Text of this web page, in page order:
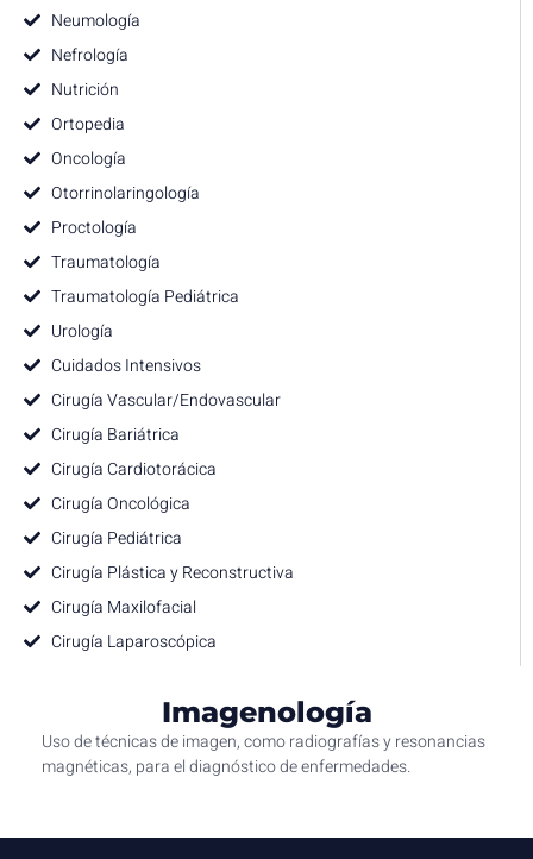
Neumología
Nefrología
Nutrición
Ortopedia
Oncología
Otorrinolaringología
Proctología
Traumatología
Traumatología Pediátrica
Urología
Cuidados Intensivos
Cirugía Vascular/Endovascular
Cirugía Bariátrica
Cirugía Cardiotorácica
Cirugía Oncológica
Cirugía Pediátrica
Cirugía Plástica y Reconstructiva
Cirugía Maxilofacial
Cirugía Laparoscópica
Imagenología
Uso de técnicas de imagen, como radiografías y resonancias
magnéticas, para el diagnóstico de enfermedades.